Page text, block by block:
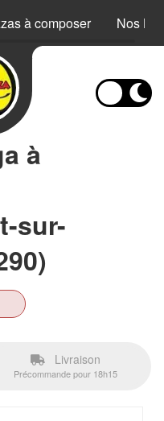
à composer Nos
à
sur-
Livraison
Précommande pour 18h15